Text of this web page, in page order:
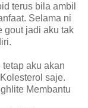
terus bila ambil
Selama ni
gout jadi aku tak
aku akan
saje.
Membantu